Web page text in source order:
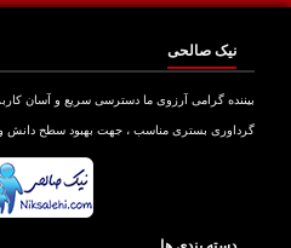
نیک صالحی
بیننده گرامی آرزوی ما دسترسی سریع و آسان
گرداوری بستری مناسب ، جهت بهبود سطح دانش